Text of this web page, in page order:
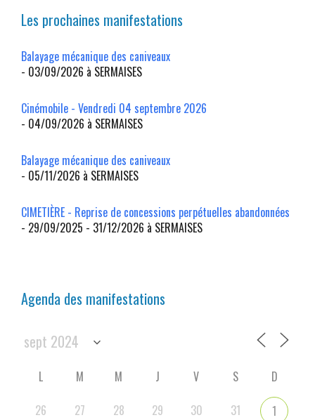
Les prochaines manifestations
Balayage mécanique des caniveaux
- 03/09/2026 à SERMAISES
Cinémobile - Vendredi 04 septembre 2026
- 04/09/2026 à SERMAISES
Balayage mécanique des caniveaux
- 05/11/2026 à SERMAISES
CIMETIÈRE - Reprise de concessions perpétuelles abandonnées
- 29/09/2025 - 31/12/2026 à SERMAISES
Agenda des manifestations
L M M J V S
D
26
27 28 29 30 31 1